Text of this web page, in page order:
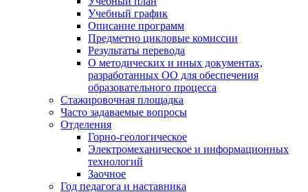
Учебный график
Описание программ
Предметно цикловые комиссии
Результаты перевода
О методических и иных документах,
разработанных ОО для обеспечения
образовательного процесса
Стажировочная площадка
Часто задаваемые вопросы
Отделения
Горно-геологическое
Электромеханическое и информационных
технологий
Заочное
Год педагога и наставника